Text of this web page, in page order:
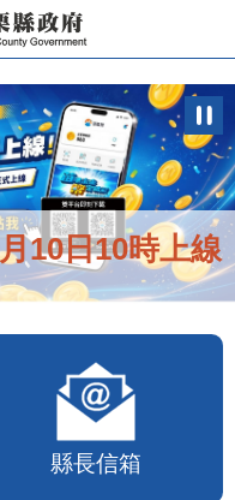
10日10時上線
縣長信箱